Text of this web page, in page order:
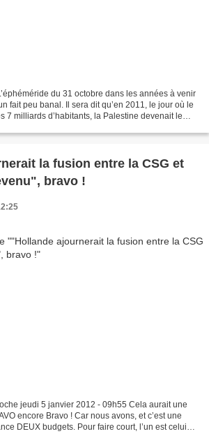
du 31 octobre dans les années à venir
fait peu banal. Il sera dit qu’en 2011, le jour où le
7 milliards d’habitants, la Palestine devenait le
la fusion entre la CSG et
bravo !
jeudi 5 janvier 2012 - 09h55 Cela aurait une
encore Bravo ! Car nous avons, et c’est une
DEUX budgets. Pour faire court, l’un est celui